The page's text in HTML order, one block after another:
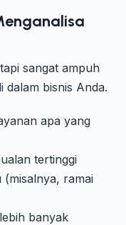
sangat ampuh
dalam bisnis Anda.
apa yang
tertinggi
ramai
banyak